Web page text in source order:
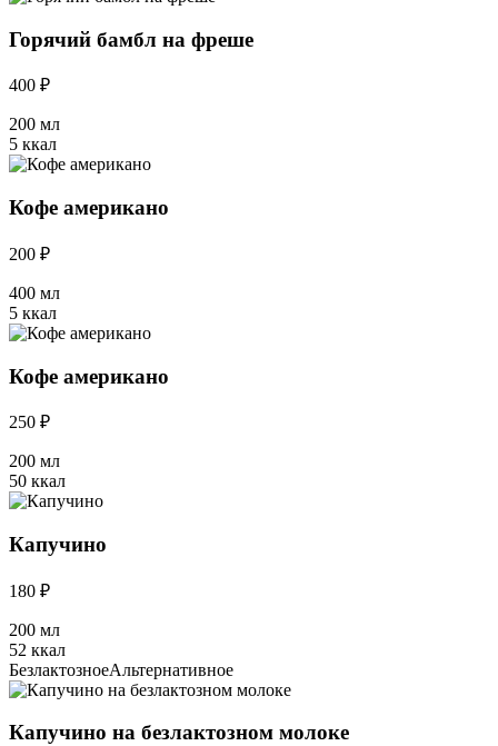
Горячий бамбл на фреше
400 ₽
200 мл
5 ккал
Кофе американо
200 ₽
400 мл
5 ккал
Кофе американо
250 ₽
200 мл
50 ккал
Капучино
180 ₽
200 мл
52 ккал
БезлактозноеАльтернативное
Капучино на безлактозном молоке